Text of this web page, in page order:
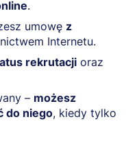
.
umowę z
Internetu.
rekrutacji oraz
– możesz
do niego, kiedy tylko